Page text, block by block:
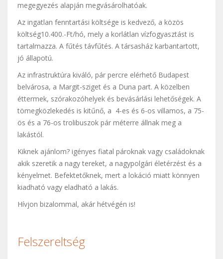
megegyezés alapján megvásárolhatóak.
Az ingatlan fenntartási költsége is kedvező, a közös
költség10.400.-Ft/hó, mely a korlátlan vízfogyasztást is
tartalmazza. A fűtés távfűtés. A társasház karbantartott,
jó állapotú.
Az infrastruktúra kiváló, pár percre elérhető Budapest
belvárosa, a Margit-sziget és a Duna part. A közelben
éttermek, szórakozóhelyek és bevásárlási lehetőségek. A
tömegközlekedés is kitűnő, a 4-es és 6-os villamos, a 75-
ös és a 76-os trolibuszok pár méterre állnak meg a
lakástól.
Kiknek ajánlom? igényes fiatal pároknak vagy családoknak
akik szeretik a nagy tereket, a nagypolgári életérzést és a
kényelmet. Befektetőknek, mert a lokáció miatt könnyen
kiadható vagy eladható a lakás.
Hívjon bizalommal, akár hétvégén is!
Felszereltség